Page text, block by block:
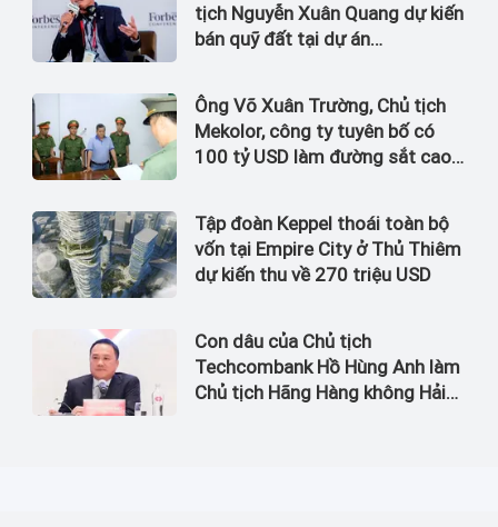
tịch Nguyễn Xuân Quang dự kiến
bán quỹ đất tại dự án
Ông Võ Xuân Trường, Chủ tịch
Mekolor, công ty tuyên bố có
100 tỷ USD làm đường sắt cao
Tập đoàn Keppel thoái toàn bộ
vốn tại Empire City ở Thủ Thiêm
dự kiến thu về 270 triệu USD
Con dâu của Chủ tịch
Techcombank Hồ Hùng Anh làm
Chủ tịch Hãng Hàng không Hải